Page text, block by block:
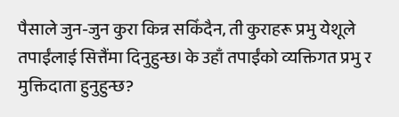
पैसाले जुन-जुन कुरा किन्न सकिँदैन, ती कुराहरू प्रभु येशूले
तपाईंलाई सित्तैंमा दिनुहुन्छ। के उहाँ तपाईंको व्यक्तिगत प्रभु र
मुक्तिदाता हुनुहुन्छ?